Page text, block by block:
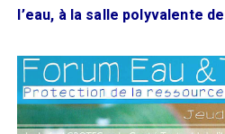
l’eau, à la salle polyvalente